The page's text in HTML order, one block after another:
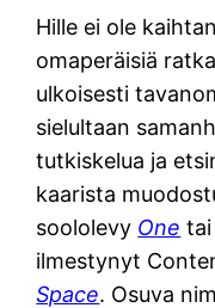
Hille ei ole
omaperäisiä
ulkoisesti
sielultaan
tutkiskelua ja
kaarista
soololevy One
ilmestynyt
Space. Osuva